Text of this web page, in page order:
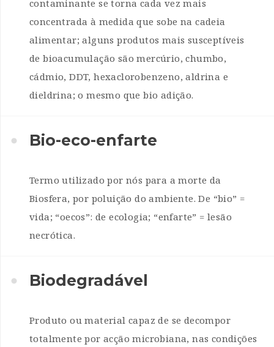
contaminante se torna cada vez mais
concentrada à medida que sobe na cadeia
alimentar; alguns produtos mais susceptíveis
de bioacumulação são mercúrio, chumbo,
cádmio, DDT, hexaclorobenzeno, aldrina e
dieldrina; o mesmo que bio adição.
Bio-eco-enfarte
Termo utilizado por nós para a morte da
Biosfera, por poluição do ambiente. De “bio” =
vida; “oecos”: de ecologia; “enfarte” = lesão
necrótica.
Biodegradável
Produto ou material capaz de se decompor
totalmente por acção microbiana, nas condições